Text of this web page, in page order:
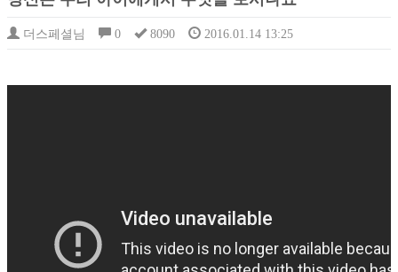
더스페셜님 0 8090 2016.01.14 13:25